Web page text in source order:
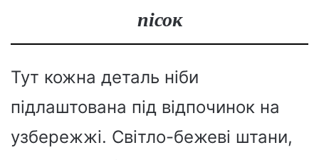
пісок
Тут кожна деталь ніби
підлаштована під відпочинок на
узбережжі. Світло-бежеві штани,